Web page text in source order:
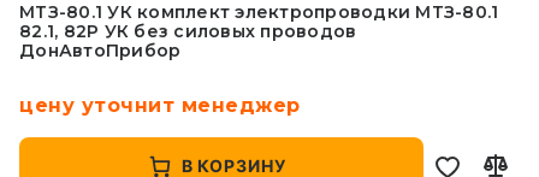
МТЗ-80.1 УК комплект электропроводки МТЗ-80.1
82.1, 82Р УК без силовых проводов
ДонАвтоПрибор
цену уточнит менеджер
В КОРЗИНУ